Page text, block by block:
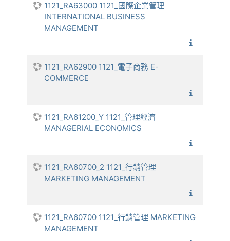
1121_RA63000 1121_國際企業管理
INTERNATIONAL BUSINESS
MANAGEMENT
1121_RA62900 1121_電子商務 E-
COMMERCE
1121_RA61200_Y 1121_管理經濟
MANAGERIAL ECONOMICS
1121_RA60700_2 1121_行銷管理
MARKETING MANAGEMENT
1121_RA60700 1121_行銷管理 MARKETING
MANAGEMENT